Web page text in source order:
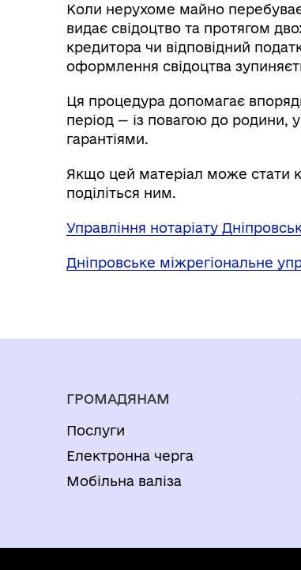
Коли нерухоме майно перебуває
видає свідоцтво та протягом
кредитора чи відповідний
оформлення свідоцтва
Ця процедура допомагає
період — із повагою до родини,
гарантіями.
Якщо цей матеріал може стати
поділіться ним.
Управління нотаріату
Дніпровське міжрегіональне
ГРОМАДЯНАМ
Послуги
Електронна черга
Мобільна валіза